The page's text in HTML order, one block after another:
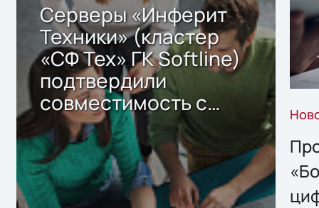
Серверы «Инферит
Техники» (кластер
«СФ Тех» ГК Softline)
подтвердили
совместимость с
решением Sharx
Storage 2.x для
хранения данных